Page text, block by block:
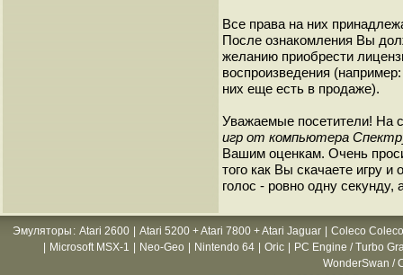
Все права на них
После ознакомления Вы
желанию приобрести
воспроизведения
них еще есть в продаже).
Уважаемые посетители! На
игр от компьютера
Вашим оценкам. Очень
того как Вы скачаете игру
голос - ровно одну
Эмуляторы : Atari 2600 Atari 5200 + Atari 7800 + Atari Jaguar
Coleco
Microsoft MSX-1 Neo-Geo Nintendo 64 Oric
PC Engine / Turbo
WonderSwan /